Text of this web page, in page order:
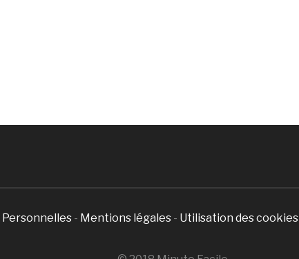
Personnelles - Mentions légales - Utilisation des cookies